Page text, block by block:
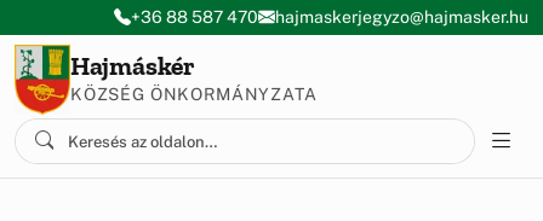
Ugrás a menüre
Ugrás a tartalomra
+36 88 587 470 hajmaskerjegyzo@hajmasker.hu
Hajmáskér
KÖZSÉG ÖNKORMÁNYZATA